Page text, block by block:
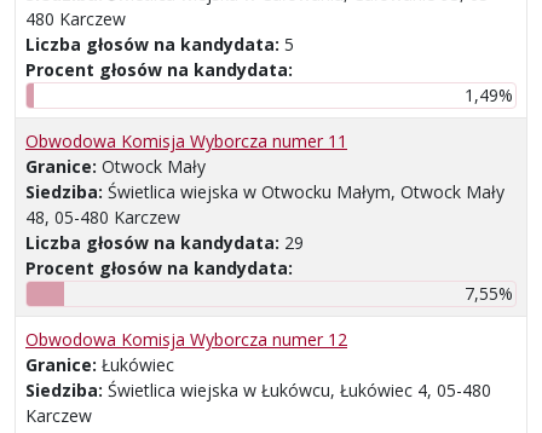
480 Karczew
Liczba głosów na kandydata: 5
Procent głosów na kandydata:
1,49%
Obwodowa Komisja Wyborcza numer 11
Granice: Otwock Mały
Siedziba: Świetlica wiejska w Otwocku Małym, Otwock Mały
48, 05-480 Karczew
Liczba głosów na kandydata: 29
Procent głosów na kandydata:
7,55%
Obwodowa Komisja Wyborcza numer 12
Granice: Łukówiec
Siedziba: Świetlica wiejska w Łukówcu, Łukówiec 4, 05-480
Karczew